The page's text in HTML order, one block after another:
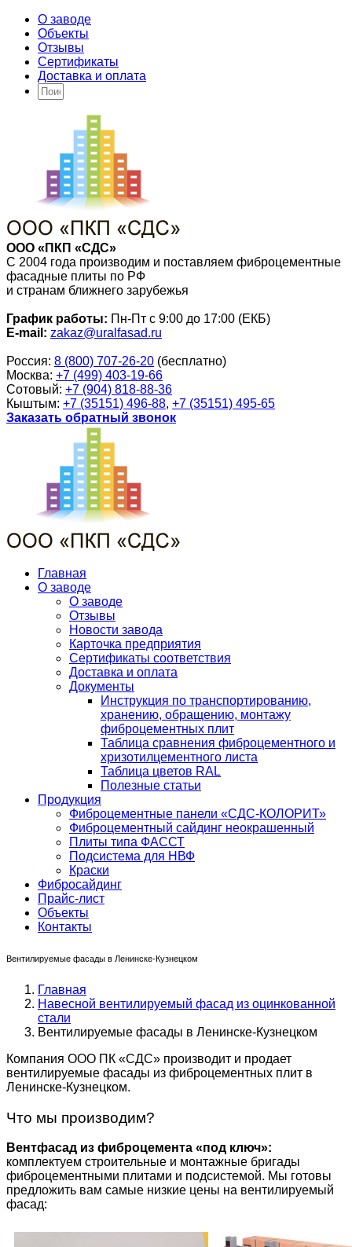
О заводе
Объекты
Отзывы
Сертификаты
Доставка и оплата
ООО «ПКП «СДС»
С 2004 года производим и поставляем фиброцементные
фасадные плиты по РФ
и странам ближнего зарубежья
График работы: Пн-Пт с 9:00 до 17:00 (ЕКБ)
E-mail: zakaz@uralfasad.ru
Россия: 8 (800) 707-26-20 (бесплатно)
Москва: +7 (499) 403-19-66
Сотовый: +7 (904) 818-88-36
Кыштым: +7 (35151) 496-88, +7 (35151) 495-65
Заказать обратный звонок
Главная
О заводе
О заводе
Отзывы
Новости завода
Карточка предприятия
Сертификаты соответствия
Доставка и оплата
Документы
Инструкция по транспортированию,
хранению, обращению, монтажу
фиброцементных плит
Таблица сравнения фиброцементного и
хризотилцементного листа
Таблица цветов RAL
Полезные статьи
Продукция
Фиброцементные панели «СДС-КОЛОРИТ»
Фиброцементный сайдинг неокрашенный
Плиты типа ФАССТ
Подсистема для НВФ
Краски
Фибросайдинг
Прайс-лист
Объекты
Контакты
Вентилируемые фасады в Ленинске-Кузнецком
Главная
Навесной вентилируемый фасад из оцинкованной
стали
Вентилируемые фасады в Ленинске-Кузнецком
Компания ООО ПК «СДС» производит и продает
вентилируемые фасады из фиброцементных плит в
Ленинске-Кузнецком.
Что мы производим?
Вентфасад из фиброцемента «под ключ»:
комплектуем строительные и монтажные бригады
фиброцементными плитами и подсистемой. Мы готовы
предложить вам самые низкие цены на вентилируемый
фасад: